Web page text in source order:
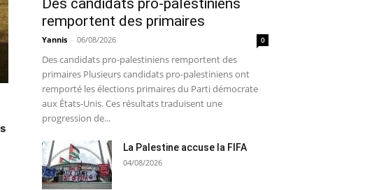
Des candidats pro-palestiniens
remportent des primaires
Yannis - 06/08/2026 0
Des candidats pro-palestiniens remportent des
primaires Plusieurs candidats pro-palestiniens ont
remporté les élections primaires du Parti démocrate
aux États-Unis. Ces résultats traduisent une
progression de...
La Palestine accuse la FIFA
04/08/2026